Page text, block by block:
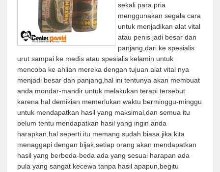
sekali para pria
menggunakan segala cara
untuk menjadikan alat vital
atau penis jadi besar dan
panjang,dari ke spesialis
urut sampai ke medis atau spesialis kelamin untuk
mencoba ke ahlian mereka dengan tujuan alat vital nya
menjadi besar dan panjang,hal ini tentunya akan membuat
anda mondar-mandir untuk melakukan terapi tersebut
karena hal demikian memerlukan waktu berminggu-minggu
untuk mendapatkan hasil yang maksimal,dan semua itu
belum tentu mendapatkan hasil yang ingin anda
harapkan,hal seperti itu memang sudah biasa jika kita
menaggapi dengan bijak,setiap orang akan mendapatkan
hasil yang berbeda-beda ada yang sesuai harapan ada
pula yang sangat kecewa tanpa hasil apapun,begitu